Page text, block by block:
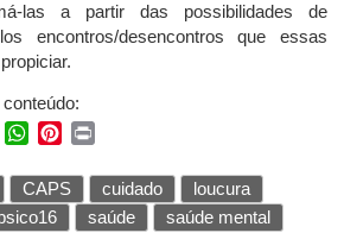
las a partir das possibilidades de
encontros/desencontros que essas
LinkedInWhatsApp
Pinterest
CAPS cuidado
loucura
saúde saúde mental